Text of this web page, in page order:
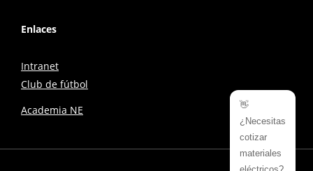
Enlaces
Intranet
Club de fútbol
Academia NE
👋
¿Necesitas
cotizar
materiales